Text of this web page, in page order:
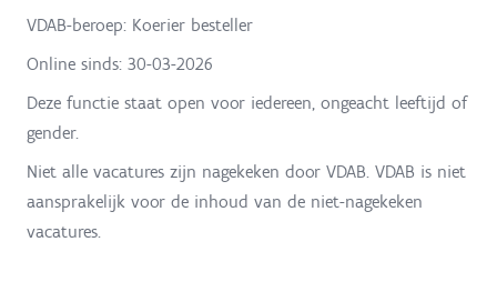
VDAB-beroep: Koerier besteller
Online sinds: 30-03-2026
Deze functie staat open voor iedereen, ongeacht leeftijd of
gender.
Niet alle vacatures zijn nagekeken door VDAB. VDAB is niet
aansprakelijk voor de inhoud van de niet-nagekeken
vacatures.